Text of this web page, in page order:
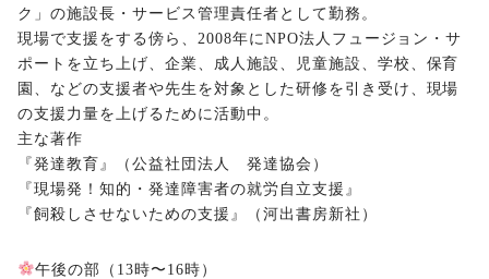
ク」の施設長・サービス管理責任者として勤務。
現場で支援をする傍ら、2008年にNPO法人フュージョン・サ
ポートを立ち上げ、企業、成人施設、児童施設、学校、保育
園、などの支援者や先生を対象とした研修を引き受け、現場
の支援力量を上げるために活動中。
主な著作
『発達教育』（公益社団法人 発達協会）
『現場発！知的・発達障害者の就労自立支援』
『飼殺しさせないための支援』（河出書房新社）
午後の部（13時〜16時）